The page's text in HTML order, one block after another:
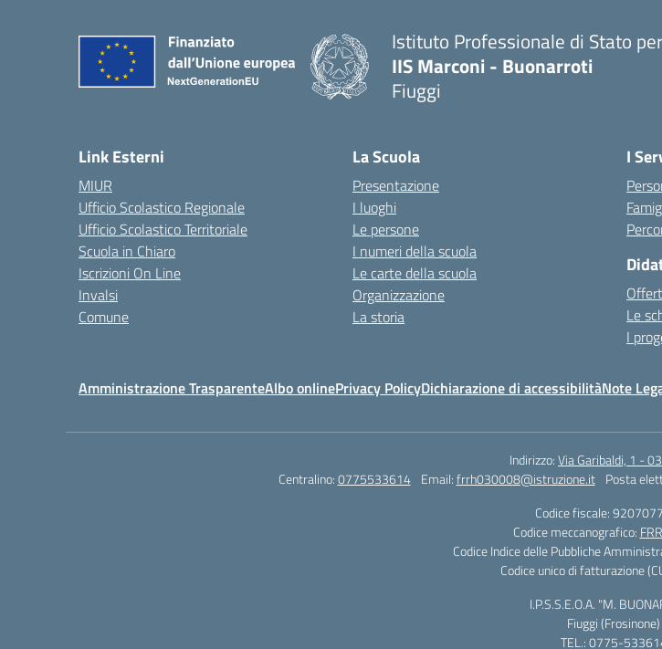
Istituto Professionale di Stato
IIS Marconi - Buonarroti
Fiuggi
Link Esterni
MIUR
Ufficio Scolastico Regionale
Ufficio Scolastico Territoriale
Scuola in Chiaro
Iscrizioni On Line
Invalsi
Comune
La Scuola
Presentazione
I luoghi
Le persone
I numeri della scuola
Le carte della scuola
Organizzazione
La storia
I
Le
I
Amministrazione TrasparenteAlbo onlinePrivacy PolicyDichiarazione di accessibilitàNote
Indirizzo:Via Garibaldi, 1 -
Centralino:0775533614 Email:frrh030008@istruzione.it Posta
Codice fiscale:
Codice meccanografico:
Codice Indice delle Pubbliche
Codice unico di fatturazione
I.P.S.S.E.O.A. "M.
Fiuggi (Frosinone)
TEL.: 0775-